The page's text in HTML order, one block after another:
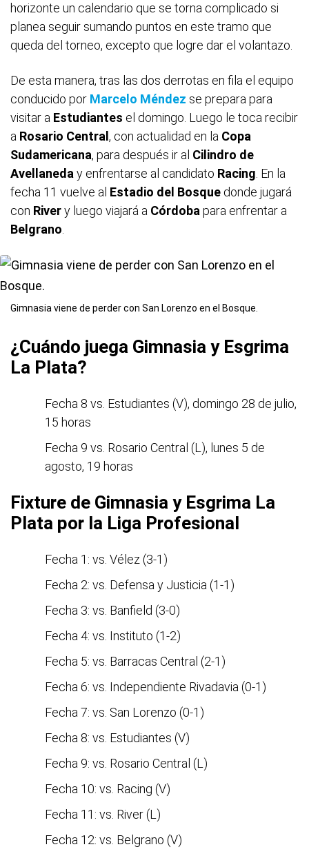
horizonte un calendario que se torna complicado si
planea seguir sumando puntos en este tramo que
queda del torneo, excepto que logre dar el volantazo.
De esta manera, tras las dos derrotas en fila el equipo
conducido por Marcelo Méndez se prepara para
visitar a Estudiantes el domingo. Luego le toca recibir
a Rosario Central , con actualidad en la Copa
Sudamericana, para después ir al Cilindro de
Avellaneda y enfrentarse al candidato Racing . En la
fecha 11 vuelve al Estadio del Bosque donde jugará
con Rivery luego viajará a Córdoba para enfrentar a
Belgrano
Gimnasia viene de perder con San Lorenzo en el Bosque.
¿Cuándo juega Gimnasia y Esgrima
La Plata?
Fecha 8 vs. Estudiantes (V), domingo 28 de julio,
15 horas
Fecha 9 vs. Rosario Central (L), lunes 5 de
agosto, 19 horas
Fixture de Gimnasia y Esgrima La
Plata por la Liga Profesional
Fecha 1: vs. Vélez (3-1)
Fecha 2: vs. Defensa y Justicia (1-1)
Fecha 3: vs. Banfield (3-0)
Fecha 4: vs. Instituto (1-2)
Fecha 5: vs. Barracas Central (2-1)
Fecha 6: vs. Independiente Rivadavia (0-1)
Fecha 7: vs. San Lorenzo (0-1)
Fecha 8: vs. Estudiantes (V)
Fecha 9: vs. Rosario Central (L)
Fecha 10: vs. Racing (V)
Fecha 11: vs. River (L)
Fecha 12: vs. Belgrano (V)